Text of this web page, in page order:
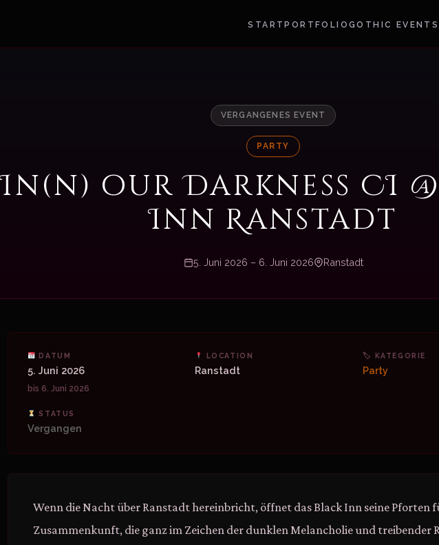
START PORTFOLIO GOTHIC EVENTS
VERGANGENES EVENT
PARTY
In(n) our Darkness CI
Inn Ranstadt
5. Juni 2026 – 6. Juni 2026 Ranstadt
DATUM
5. Juni 2026
bis 6. Juni 2026
LOCATION
Ranstadt
🏷 KATEGORIE
Party
STATUS
Vergangen
Wenn die Nacht über Ranstadt hereinbricht, öffnet das Black Inn seine Pforten
Zusammenkunft, die ganz im Zeichen der dunklen Melancholie und treibender